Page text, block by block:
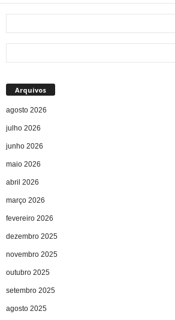
Arquivos
agosto 2026
julho 2026
junho 2026
maio 2026
abril 2026
março 2026
fevereiro 2026
dezembro 2025
novembro 2025
outubro 2025
setembro 2025
agosto 2025